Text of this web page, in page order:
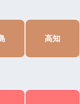
高知